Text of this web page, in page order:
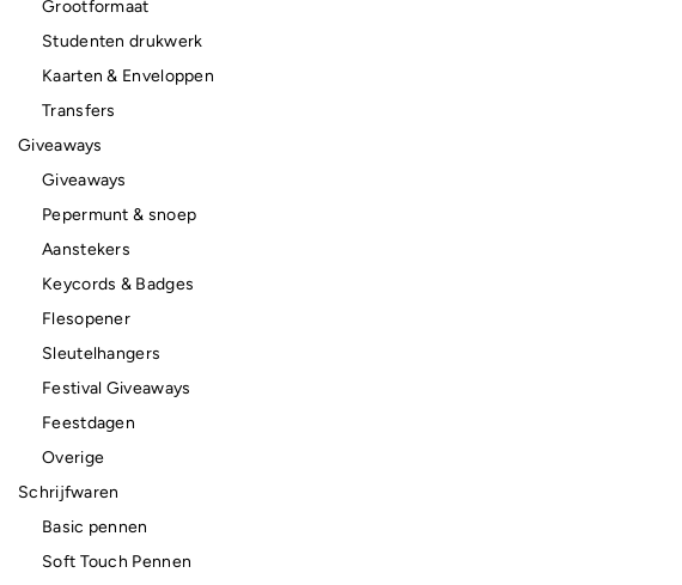
Grootformaat
Studenten drukwerk
Kaarten & Enveloppen
Transfers
Giveaways
Giveaways
Pepermunt & snoep
Aanstekers
Keycords & Badges
Flesopener
Sleutelhangers
Festival Giveaways
Feestdagen
Overige
Schrijfwaren
Basic pennen
Soft Touch Pennen